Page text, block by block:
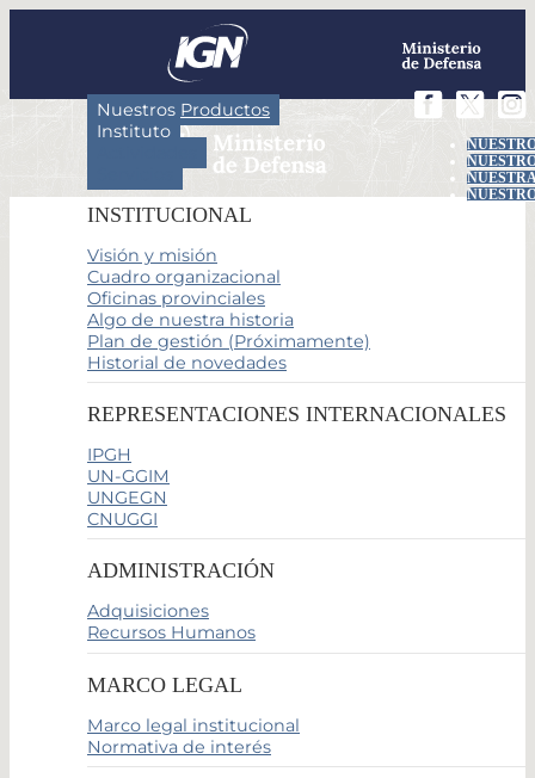
Nuestros Productos
Instituto
INSTITUCIONAL
Visión y misión
Cuadro organizacional
Oficinas provinciales
Algo de nuestra historia
Plan de gestión (Próximamente)
Historial de novedades
REPRESENTACIONES INTERNACIONALES
IPGH
UN-GGIM
UNGEGN
CNUGGI
ADMINISTRACIÓN
Adquisiciones
Recursos Humanos
MARCO LEGAL
Marco legal institucional
Normativa de interés